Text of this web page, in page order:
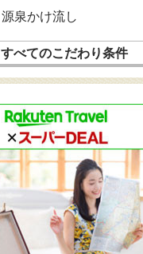
源泉かけ流し
すべてのこだわり条件